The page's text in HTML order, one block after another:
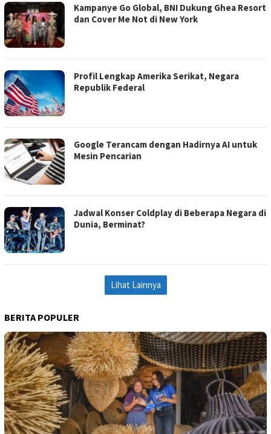
Kampanye Go Global, BNI Dukung Ghea Resort
dan Cover Me Not di New York
Profil Lengkap Amerika Serikat, Negara
Republik Federal
Google Terancam dengan Hadirnya AI untuk
Mesin Pencarian
Jadwal Konser Coldplay di Beberapa Negara di
Dunia, Berminat?
Lihat Lainnya
BERITA POPULER